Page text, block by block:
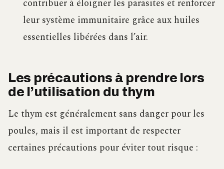
contribuer à éloigner les parasites et renforcer
leur système immunitaire grâce aux huiles
essentielles libérées dans l’air.
Les précautions à prendre lors
de l’utilisation du thym
Le thym est généralement sans danger pour les
poules, mais il est important de respecter
certaines précautions pour éviter tout risque :